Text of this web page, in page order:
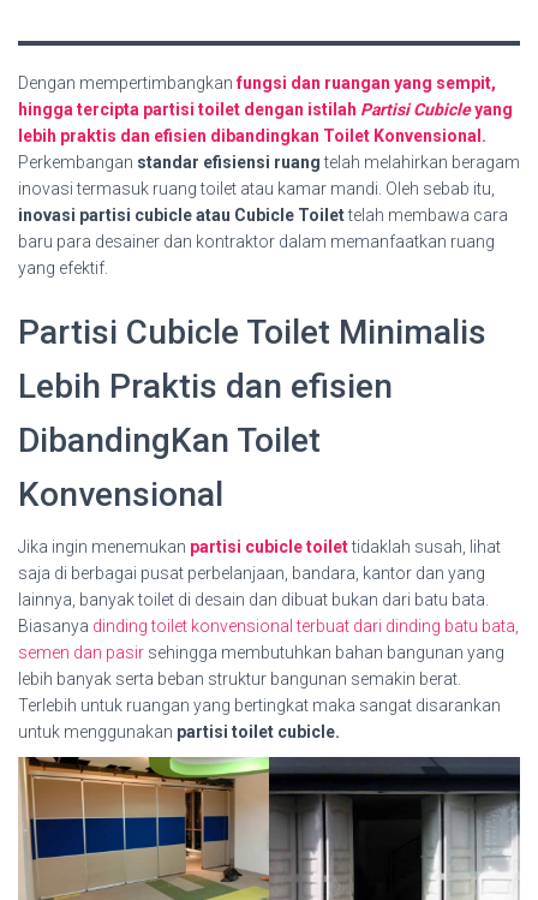
Dengan mempertimbangkanfungsi dan ruangan yang sempit,
hingga tercipta partisi toilet dengan istilah Partisi Cubicleyang
lebih praktis dan efisien dibandingkan Toilet Konvensional.
Perkembangan standar efisiensi ruangtelah melahirkan beragam
inovasi termasuk ruang toilet atau kamar mandi. Oleh sebab itu,
inovasi partisi cubicle atau Cubicle Toilettelah membawa cara
baru para desainer dan kontraktor dalam memanfaatkan ruang
yang efektif.
Partisi Cubicle Toilet Minimalis
Lebih Praktis dan efisien
DibandingKan Toilet
Konvensional
Jika ingin menemukan partisi cubicle toilettidaklah susah, lihat
saja di berbagai pusat perbelanjaan, bandara, kantor dan yang
lainnya, banyak toilet di desain dan dibuat bukan dari batu bata.
Biasanya dinding toilet konvensional terbuat dari dinding batu bata,
semen dan pasir sehingga membutuhkan bahan bangunan yang
lebih banyak serta beban struktur bangunan semakin berat.
Terlebih untuk ruangan yang bertingkat maka sangat disarankan
untuk menggunakan partisi toilet cubicle.